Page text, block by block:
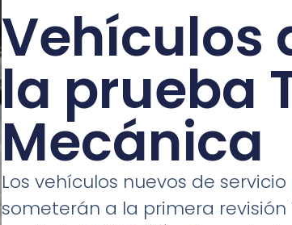
Vehículos
la prueba
Mecánica
Los vehículos nuevos de
someterán a la primera